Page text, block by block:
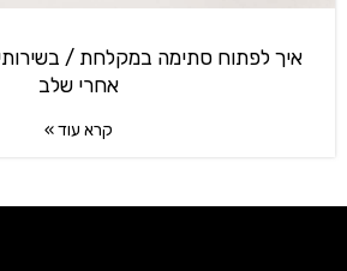
איך לפתוח סתימה במקלחת /
אחרי שלב
קרא עוד »